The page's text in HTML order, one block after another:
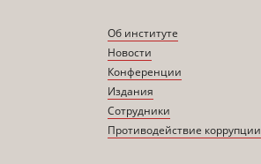
Об институте
Новости
Конференции
Издания
Сотрудники
Противодействие коррупции